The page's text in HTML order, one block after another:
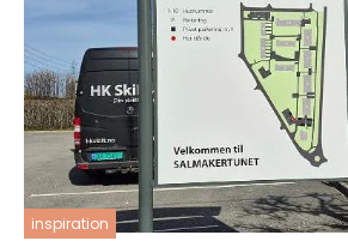
inspiration